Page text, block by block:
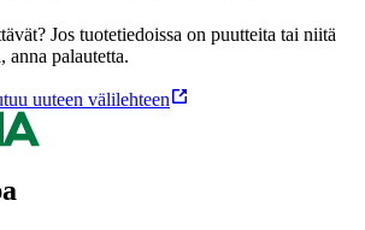
Jos tuotetiedoissa on puutteita tai niitä
anna palautetta.
uuteen välilehteen